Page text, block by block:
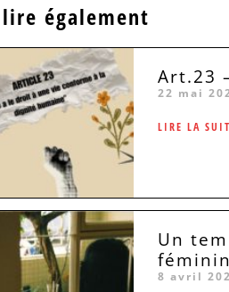
également
Art.23
22 mai
LIRE LA
Un
féminin
8 avril